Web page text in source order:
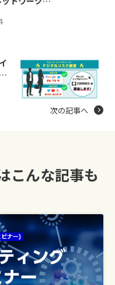
次の記事へ
こんな記事も